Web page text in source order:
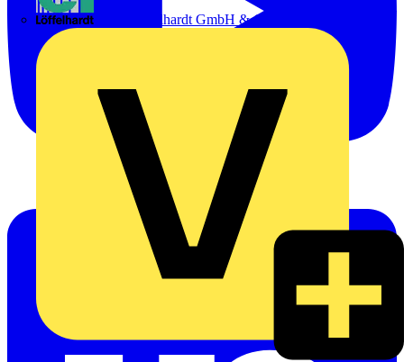
Emil Löffelhardt GmbH & Co. KG